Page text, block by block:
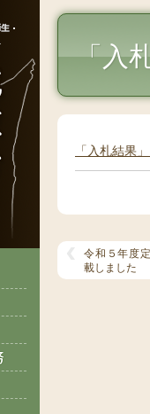
「入
「入札結果
令和５年度
載しました